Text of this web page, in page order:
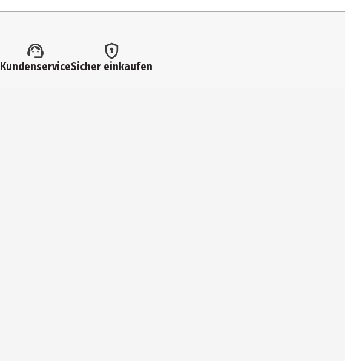
KundenserviceSicher einkaufen